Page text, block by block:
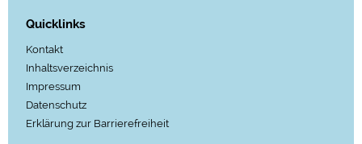
Quicklinks
Kontakt
Inhaltsverzeichnis
Impressum
Datenschutz
Erklärung zur Barrierefreiheit